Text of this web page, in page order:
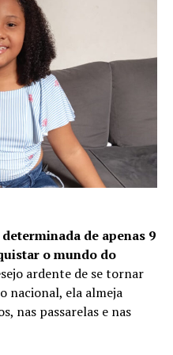
de apenas 9
o mundo do
ardente de se tornar
nacional, ela almeja
nas passarelas e nas